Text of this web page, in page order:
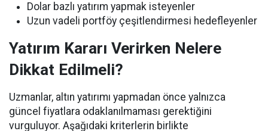
Dolar bazlı yatırım yapmak isteyenler
Uzun vadeli portföy çeşitlendirmesi hedefleyenler
Yatırım Kararı Verirken Nelere
Dikkat Edilmeli?
Uzmanlar, altın yatırımı yapmadan önce yalnızca
güncel fiyatlara odaklanılmaması gerektiğini
vurguluyor. Aşağıdaki kriterlerin birlikte